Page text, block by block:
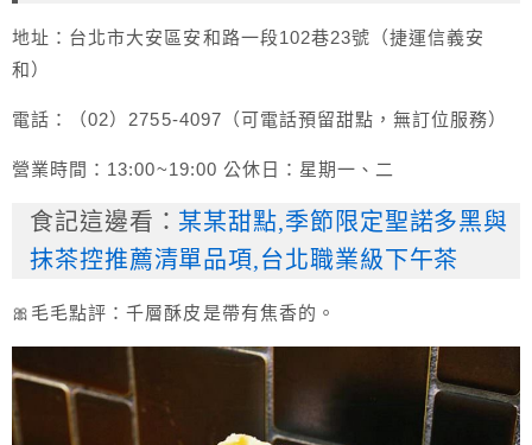
地址：台北市大安區安和路一段102巷23號（捷運信義安
和）
電話：（02）2755-4097（可電話預留甜點，無訂位服務）
營業時間：13:00~19:00 公休日：星期一、二
食記這邊看： 某某甜點,季節限定聖諾多黑與
抹茶控推薦清單品項,台北職業級下午茶
🎀毛毛點評：千層酥皮是帶有焦香的。